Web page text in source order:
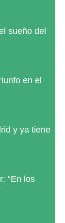
sueño del
en el
y ya tiene
“En los